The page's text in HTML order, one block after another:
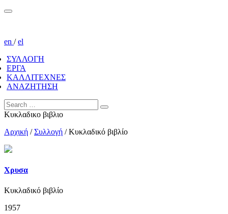
en /el
ΣΥΛΛΟΓΗ
ΕΡΓΑ
ΚΑΛΛΙΤΕΧΝΕΣ
ΑΝΑΖΗΤΗΣΗ
Κυκλαδικο βιβλιο
Αρχική /Συλλογή /Κυκλαδικό βιβλίο
Χρυσα
Κυκλαδικό βιβλίο
1957